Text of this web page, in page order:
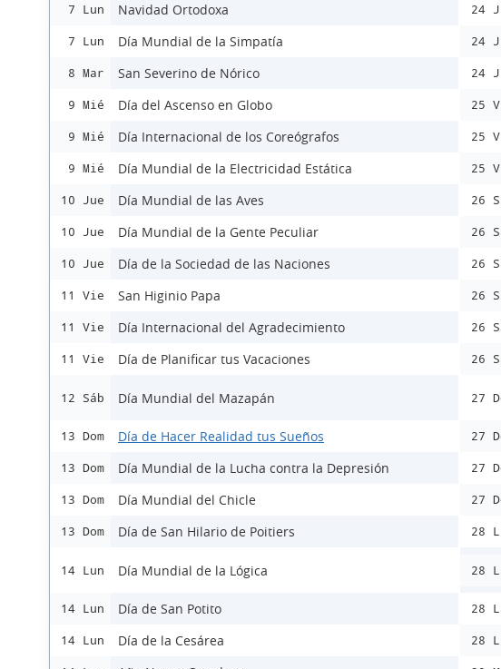
7 Lun Navidad Ortodoxa
7 Lun Día Mundial de la Simpatía
8 Mar San Severino de Nórico
9 Mié Día del Ascenso en Globo
9 Mié Día Internacional de los Coreógrafos
9 Mié Día Mundial de la Electricidad Estática
10 Jue Día Mundial de las Aves
10 Jue Día Mundial de la Gente Peculiar
10 Jue Día de la Sociedad de las Naciones
11 Vie San Higinio Papa
11 Vie Día Internacional del Agradecimiento
11 Vie Día de Planificar tus Vacaciones
12 Sáb Día Mundial del Mazapán
13 Dom Día de Hacer Realidad tus Sueños
13 Dom Día Mundial de la Lucha contra la Depresión
13 Dom Día Mundial del Chicle
13 Dom Día de San Hilario de Poitiers
14 Lun Día Mundial de la Lógica
14 Lun Día de San Potito
14 Lun Día de la Cesárea
24
24
24
25
25
25
26
26
26
26
26
26
27
27
27
27
28
28
28
28